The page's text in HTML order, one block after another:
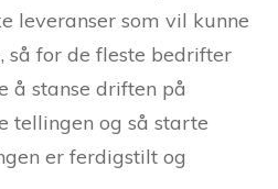
leveranser som vil kunne
så for de fleste bedrifter
å stanse driften på
tellingen og så starte
er ferdigstilt og